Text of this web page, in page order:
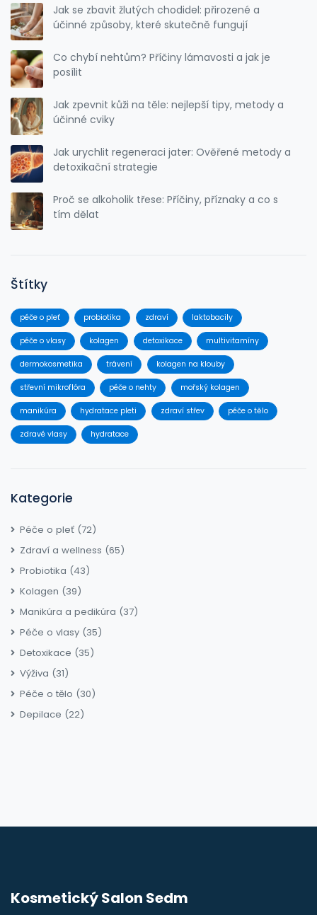
Jak se zbavit žlutých chodidel: přirozené a
účinné způsoby, které skutečně fungují
Co chybí nehtům? Příčiny lámavosti a jak je
posílit
Jak zpevnit kůži na těle: nejlepší tipy, metody a
účinné cviky
Jak urychlit regeneraci jater: Ověřené metody a
detoxikační strategie
Proč se alkoholik třese: Příčiny, příznaky a co s
tím dělat
Štítky
péče o pleť probiotika zdraví laktobacily
péče o vlasy kolagen detoxikace multivitamíny
dermokosmetika trávení kolagen na klouby
střevní mikroflóra péče o nehty mořský kolagen
manikúra hydratace pleti zdraví střev péče o tělo
zdravé vlasy hydratace
Kategorie
Péče o pleť (72)
Zdraví a wellness (65)
Probiotika (43)
Kolagen (39)
Manikúra a pedikúra (37)
Péče o vlasy (35)
Detoxikace (35)
Výživa (31)
Péče o tělo (30)
Depilace (22)
Kosmetický Salon Sedm